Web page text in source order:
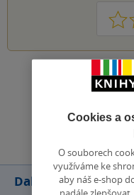
1 2
Zobrazit
Další knihy autora
Cookies a
O souborech
využíváme ke
aby náš e-shop